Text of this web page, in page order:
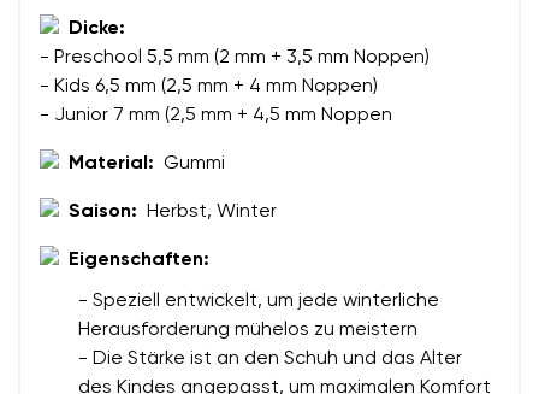
Lieferland auswählen
Bestätigen
Dicke:
- Preschool 5,5 mm (2 mm + 3,5 mm Noppen)
- Kids 6,5 mm (2,5 mm + 4 mm Noppen)
- Junior 7 mm (2,5 mm + 4,5 mm Noppen
Material: Gummi
Saison: Herbst, Winter
Eigenschaften:
- Speziell entwickelt, um jede winterliche
Herausforderung mühelos zu meistern
- Die Stärke ist an den Schuh und das Alter
des Kindes angepasst, um maximalen Komfort
Variante
personenbezogenen Daten im Sinne vondieser
Bedingungenund deren Veröffentlichung
einverstanden.
Textbewertung
Ich bin mit der Verarbeitung der eingegebenen
personenbezogenen Daten im Sinne von dieser
Bedingungen